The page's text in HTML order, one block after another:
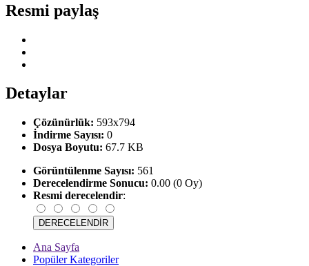
Resmi paylaş
Detaylar
Çözünürlük: 593x794
İndirme Sayısı: 0
Dosya Boyutu: 67.7 KB
Görüntülenme Sayısı: 561
Derecelendirme Sonucu: 0.00 (0 Oy)
Resmi derecelendir:
Ana Sayfa
Popüler Kategoriler